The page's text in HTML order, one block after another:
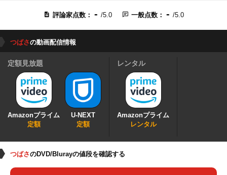
評論家点数： - /5.0 一般点数： - /5.0
つばさの動画配信情報
定額見放題
Amazonプライム
定額
U-NEXT
定額
レンタル
Amazonプライム
レンタル
つばさのDVD/Blurayの値段を確認する